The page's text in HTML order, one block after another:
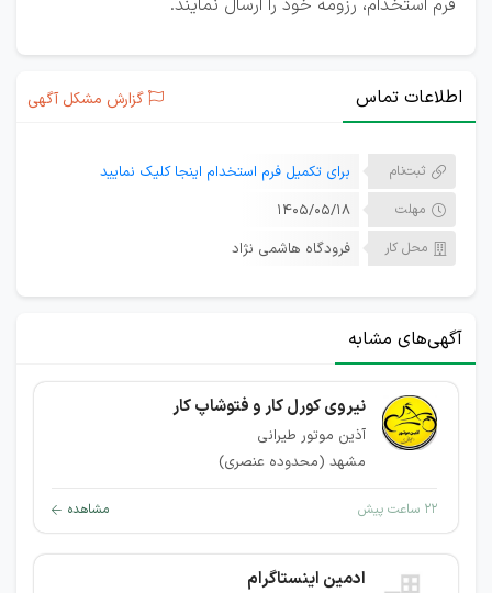
فرم استخدام، رزومه خود را ارسال نمایند.
اطلاعات تماس گزارش مشکل آگهی
ثبت‌نام برای تکمیل فرم استخدام اینجا کلیک نمایید
مهلت ۱۴۰۵/۰۵/۱۸
محل کار فرودگاه هاشمی نژاد
آگهی‌های مشابه
نیروی کورل کار و فتوشاپ کار
آذین موتور طیرانی
مشهد (محدوده عنصری)
۲۲ ساعت پیش مشاهده
ادمین اینستاگرام